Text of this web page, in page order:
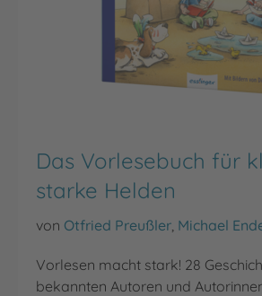
Das Vorlesebuch für
starke Helden
von Otfried Preußler Michael
Vorlesen macht stark! 28
bekannten Autoren und